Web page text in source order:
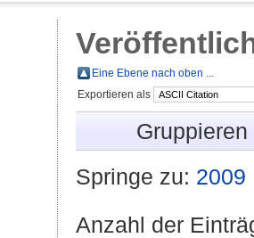
Eine Ebene nach oben ...
Exportieren als
Springe zu: 2009
Anzahl der